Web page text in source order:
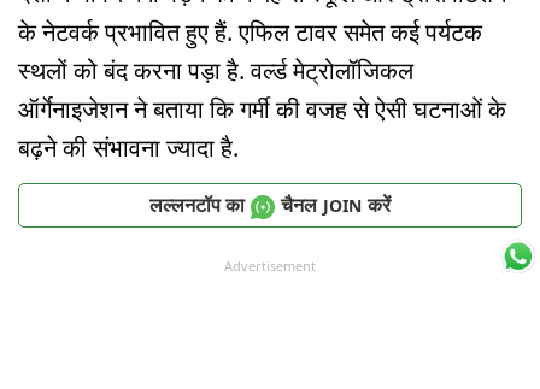
के नेटवर्क प्रभावित हुए हैं. एफिल टावर समेत कई पर्यटक
स्थलों को बंद करना पड़ा है. वर्ल्ड मेट्रोलॉजिकल
ऑर्गेनाइजेशन ने बताया कि गर्मी की वजह से ऐसी घटनाओं के
बढ़ने की संभावना ज्यादा है.
लल्लनटॉप का चैनल JOIN करें
Advertisement